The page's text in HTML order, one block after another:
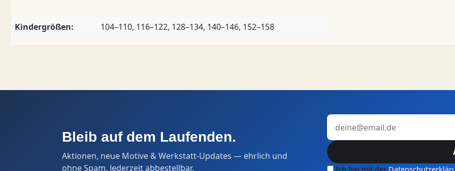
Kindergrößen: 104–110, 116–122, 128–134, 140–146, 152–158
Bleib auf dem Laufenden.
Aktionen, neue Motive & Werkstatt-Updates — ehrlich und
ohne Spam. Jederzeit abbestellbar.
E-Mail-Adresse